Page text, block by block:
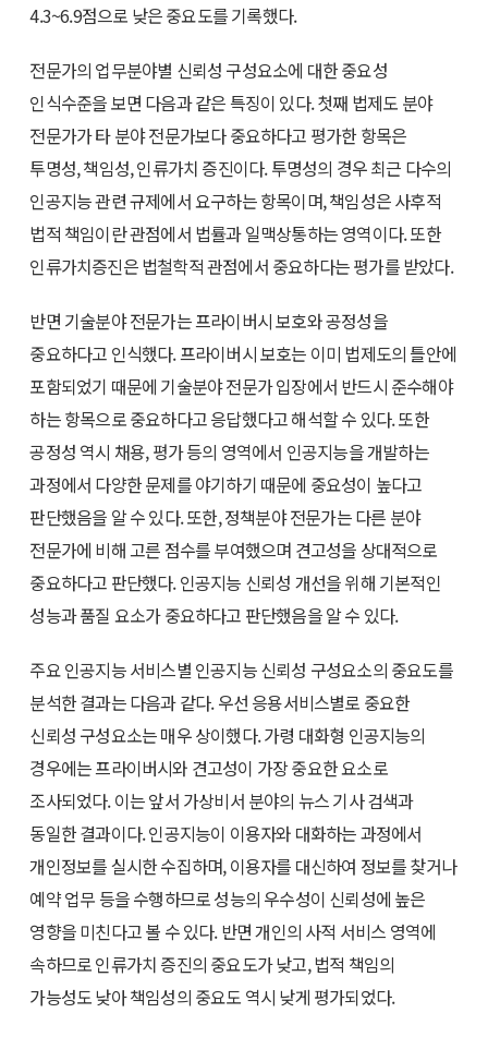
4.3~6.9점으로 낮은 중요도를 기록했다.
전문가의 업무분야별 신뢰성 구성요소에 대한 중요성
인식수준을 보면 다음과 같은 특징이 있다. 첫째 법제도 분야
전문가가 타 분야 전문가보다 중요하다고 평가한 항목은
투명성, 책임성, 인류가치 증진이다. 투명성의 경우 최근 다수의
인공지능 관련 규제에서 요구하는 항목이며, 책임성은 사후적
법적 책임이란 관점에서 법률과 일맥상통하는 영역이다. 또한
인류가치증진은 법철학적 관점에서 중요하다는 평가를 받았다.
반면 기술분야 전문가는 프라이버시 보호와 공정성을
중요하다고 인식했다. 프라이버시 보호는 이미 법제도의 틀안에
포함되었기 때문에 기술분야 전문가 입장에서 반드시 준수해야
하는 항목으로 중요하다고 응답했다고 해석할 수 있다. 또한
공정성 역시 채용, 평가 등의 영역에서 인공지능을 개발하는
과정에서 다양한 문제를 야기하기 때문에 중요성이 높다고
판단했음을 알 수 있다. 또한, 정책분야 전문가는 다른 분야
전문가에 비해 고른 점수를 부여했으며 견고성을 상대적으로
중요하다고 판단했다. 인공지능 신뢰성 개선을 위해 기본적인
성능과 품질 요소가 중요하다고 판단했음을 알 수 있다.
주요 인공지능 서비스별 인공지능 신뢰성 구성요소의 중요도를
분석한 결과는 다음과 같다. 우선 응용서비스별로 중요한
신뢰성 구성요소는 매우 상이했다. 가령 대화형 인공지능의
경우에는 프라이버시와 견고성이 가장 중요한 요소로
조사되었다. 이는 앞서 가상비서 분야의 뉴스 기사 검색과
동일한 결과이다. 인공지능이 이용자와 대화하는 과정에서
개인정보를 실시한 수집하며, 이용자를 대신하여 정보를 찾거나
예약 업무 등을 수행하므로 성능의 우수성이 신뢰성에 높은
영향을 미친다고 볼 수 있다. 반면 개인의 사적 서비스 영역에
속하므로 인류가치 증진의 중요도가 낮고, 법적 책임의
가능성도 낮아 책임성의 중요도 역시 낮게 평가되었다.